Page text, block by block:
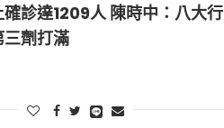
診達1209人 陳時中：八大行
劑打滿